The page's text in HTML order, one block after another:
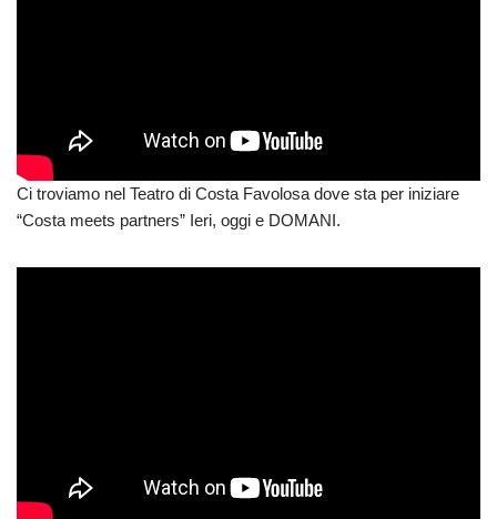
Ci troviamo nel Teatro di Costa Favolosa dove sta per iniziare
“Costa meets partners” Ieri, oggi e DOMANI.